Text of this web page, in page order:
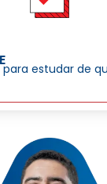
estudar de